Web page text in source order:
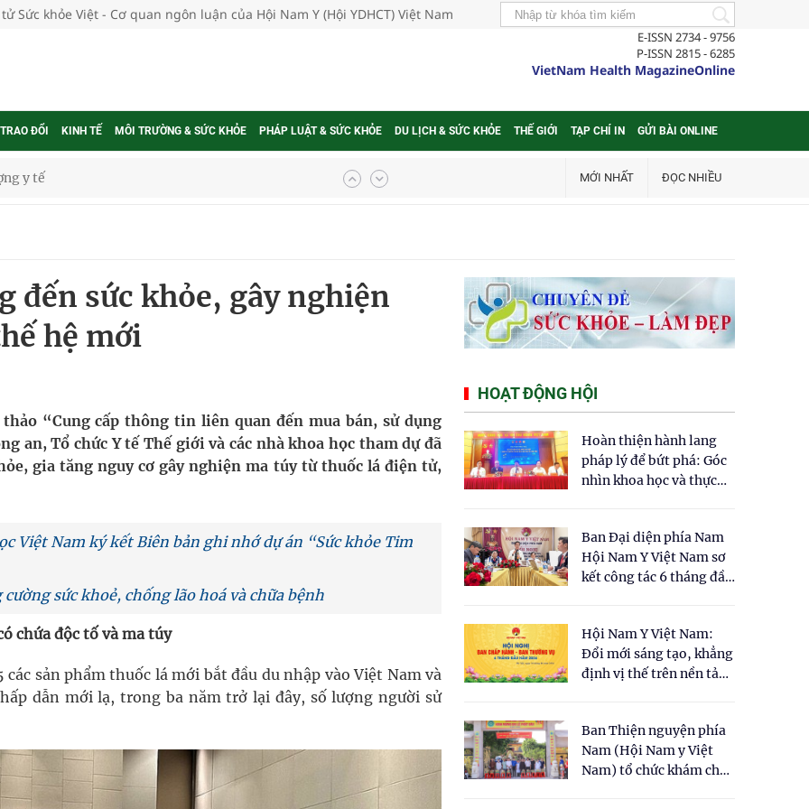
Sức khỏe Việt - Cơ quan ngôn luận của Hội Nam Y (Hội YDHCT) Việt Nam
E-ISSN 2734 - 9756
P-ISSN 2815 - 6285
VietNam Health MagazineOnline
ĐỔI KINH TẾ MÔI TRƯỜNG & SỨC KHỎE PHÁP LUẬT & SỨC KHỎE DU LỊCH & SỨC KHỎE THẾ GIỚI TẠP CHÍ IN GỬI BÀI ONLINE
theo cách ít ai ngờ tới
phụ nữ mỗi năm
thuốc
nhiệt độ cao nhất 35 độ
ra đột qụy
y tế
MỚI NHẤT ĐỌC NHIỀU
đến sức khỏe, gây nghiện
hệ mới
“Cung cấp thông tin liên quan đến mua bán, sử dụng
an, Tổ chức Y tế Thế giới và các nhà khoa học tham dự đã
gia tăng nguy cơ gây nghiện ma túy từ thuốc lá điện tử,
Việt Nam ký kết Biên bản ghi nhớ dự án “Sức khỏe Tim
sức khoẻ, chống lão hoá và chữa bệnh
chứa độc tố và ma túy
sản phẩm thuốc lá mới bắt đầu du nhập vào Việt Nam và
dẫn mới lạ, trong ba năm trở lại đây, số lượng người sử
HOẠT ĐỘNG HỘI
Hoàn thiện hành lang
pháp lý để bứt phá: Góc
nhìn khoa học và thực
cho Luật Y dược cổ
truyền Việt Nam"
Ban Đại diện phía Nam
Hội Nam Y Việt Nam sơ
kết công tác 6 tháng đầu
Hội Nam Y Việt Nam:
Đổi mới sáng tạo, khẳng
định vị thế trên nền tảng
Ban Thiện nguyện phía
Nam (Hội Nam y Việt
Nam) tổ chức khám chữa